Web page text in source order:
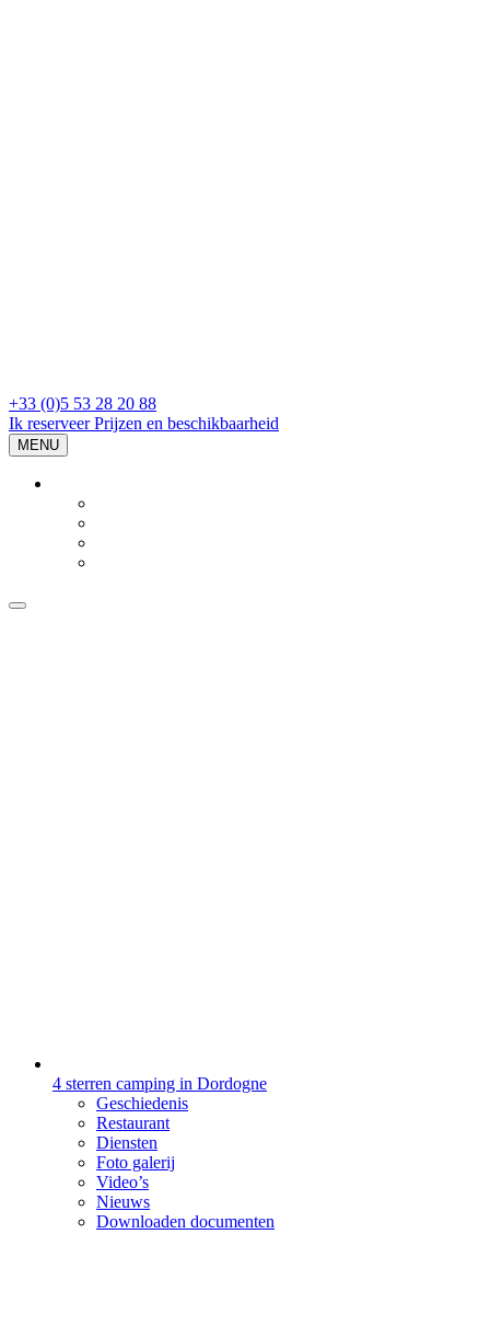
+33 (0)5 53 28 20 88
Ik reserveer Prijzen en beschikbaarheid
MENU
4 sterren camping in Dordogne
Geschiedenis
Restaurant
Diensten
Foto galerij
Video’s
Nieuws
Downloaden documenten